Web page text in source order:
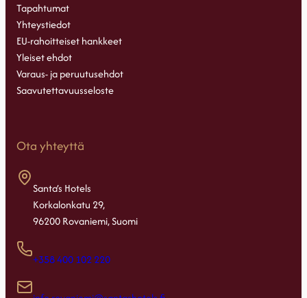
Tapahtumat
Yhteystiedot
EU-rahoitteiset hankkeet
Yleiset ehdot
Varaus- ja peruutusehdot
Saavutettavuusseloste
Ota yhteyttä
Santa’s Hotels
Korkalonkatu 29,
96200 Rovaniemi, Suomi
+358 400 102 220